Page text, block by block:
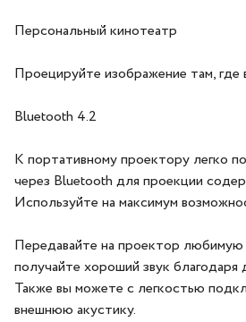
Персональный кинотеатр
Проецируйте изображение там, где
Bluetooth 4.2
К портативному проектору легко
через Bluetooth для проекции
Используйте на максимум
Передавайте на проектор
получайте хороший звук благодаря
Также вы можете с легкостью
внешнюю акустику.